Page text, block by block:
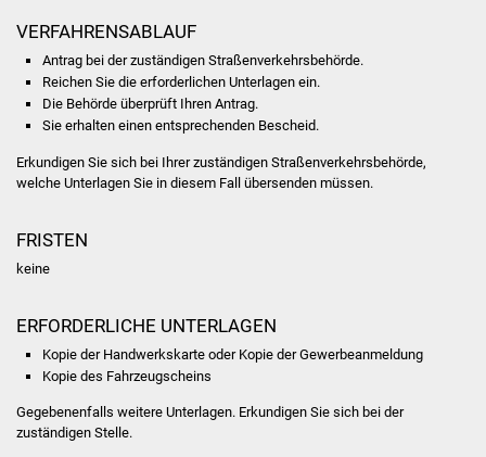
Schulentwicklung Bizet
Sanierung Bizethalle
Was erledige ich wo
Dienstleistungen
VERFAHRENSABLAUF
Antrag bei der zuständigen Straßenverkehrsbehörde.
Reichen Sie die erforderlichen Unterlagen ein.
Die Behörde überprüft Ihren Antrag.
Sie erhalten einen entsprechenden Bescheid.
Erkundigen Sie sich bei Ihrer zuständigen Straßenverkehrsbehörde,
welche Unterlagen Sie in diesem Fall übersenden müssen.
FRISTEN
keine
ERFORDERLICHE UNTERLAGEN
Kopie der Handwerkskarte oder Kopie der Gewerbeanmeldung
Kopie des Fahrzeugscheins
Gegebenenfalls weitere Unterlagen. Erkundigen Sie sich bei der
zuständigen Stelle.